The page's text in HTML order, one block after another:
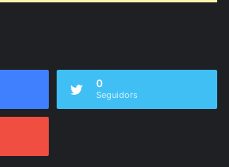
0
Seguidors